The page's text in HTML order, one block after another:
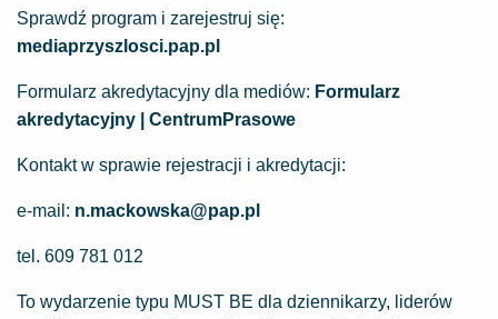
Sprawdź program i zarejestruj się:
mediaprzyszlosci.pap.pl
Formularz akredytacyjny dla mediów: Formularz
akredytacyjny | CentrumPrasowe
Kontakt w sprawie rejestracji i akredytacji:
e-mail: n.mackowska@pap.pl
tel. 609 781 012
To wydarzenie typu MUST BE dla dziennikarzy, liderów